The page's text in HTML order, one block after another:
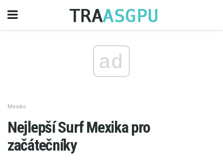
ad
Mexiko
Nejlepší Surf Mexika pro
začátečníky